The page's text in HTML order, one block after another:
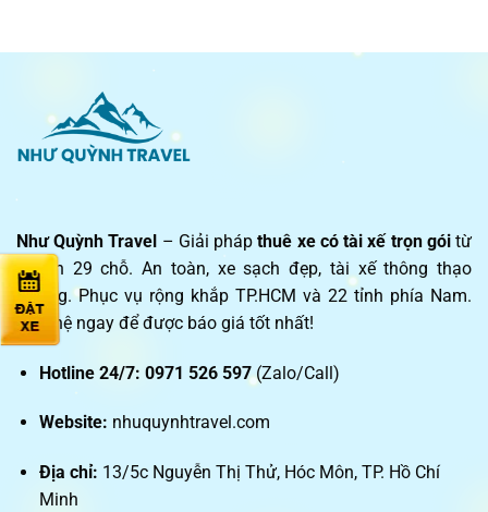
Như Quỳnh Travel – Giải phápthuê xe có tài xế trọn góitừ
4 đến 29 chỗ. An toàn, xe sạch đẹp, tài xế thông thạo
đường. Phục vụ rộng khắp TP.HCM và 22 tỉnh phía Nam.
Liên hệ ngay để được báo giá tốt nhất!
Hotline 24/7: 0971 526 597(Zalo/Call)
Website: nhuquynhtravel.com
Địa chỉ: 13/5c Nguyễn Thị Thử, Hóc Môn, TP. Hồ Chí
Minh